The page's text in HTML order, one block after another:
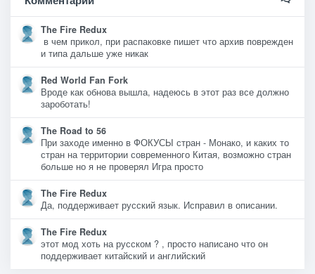
The Fire Redux
в чем прикол, при распаковке пишет что архив поврежден
и типа дальше уже никак
Red World Fan Fork
Вроде как обнова вышла, надеюсь в этот раз все должно
зароботать!
The Road to 56
При заходе именно в ФОКУСЫ стран - Монако, и каких то
стран на территории современного Китая, возможно стран
больше но я не проверял Игра просто
The Fire Redux
Да, поддерживает русский язык. Исправил в описании.
The Fire Redux
этот мод хоть на русском ? , просто написано что он
поддерживает китайский и английский